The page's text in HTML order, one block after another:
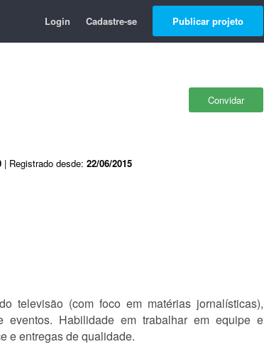
Login Cadastre-se Publicar projeto
Convidar
| Registrado desde: 22/06/2015
televisão (com foco em matérias jornalísticas),
eventos. Habilidade em trabalhar em equipe e
e entregas de qualidade.